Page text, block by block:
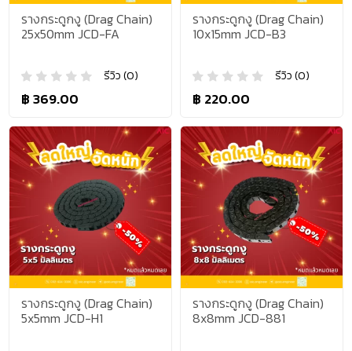
รางกระดูกงู (Drag Chain)
25x50mm JCD-FA
รีวิว (0)
฿ 369.00
รางกระดูกงู (Drag Chain)
10x15mm JCD-B3
รีวิว (0)
฿ 220.00
รางกระดูกงู (Drag Chain)
5x5mm JCD-H1
รางกระดูกงู (Drag Chain)
8x8mm JCD-881